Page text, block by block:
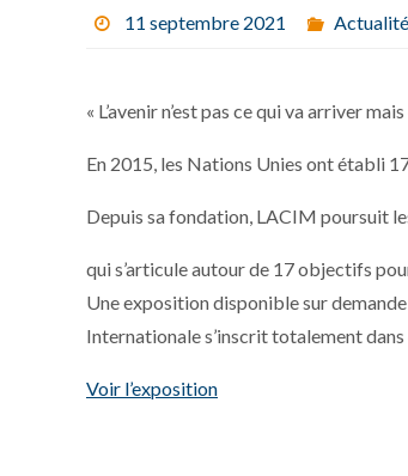
11 septembre 2021
« L’avenir n’est pas ce qui va arriver
En 2015, les Nations Unies ont établi
Depuis sa fondation, LACIM poursuit
qui s’articule autour de 17 objectifs
Une exposition disponible sur
Internationale s’inscrit totalement dans
Voir l’exposition